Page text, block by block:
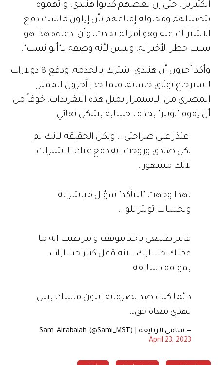
الكثيرين، حتى إن بعضهم كذبوا هنيدي، واتهموه
بتضليلهم ومحاولة إقناعهم بأن إيلون ماسك دفع
الاشتراك عنه وهو أمر لم يحدث، وأن ادعاءه هذا هو
سبب حظر الأخير له، وليس لأنه وصفه بــ"أبو نسب".
وأكد آخرون أن هنيدي اشترك بالخدمة، ودفع 8 دولارات
لاسترجاع توثيق حسابه، فيما حذر آخرون الممثل
المصري من الاستمرار بمثل هذه التغريدات، خوفاً من
أن يقوم "تويتر" بحذف حسابه بشكل نهائي.
اعتذر على صراحتي .. ولكن الحقيقه لانك لم
تكن صادق وروجت انه دفع عنك الاشتراك
لانك مشهور ..
لهذا وجهت "للتأكد" سؤال مباشر له
ولحساب تويتر بلو ..
فامر طبيعي ياخذ موقف وامر طيب انه ما
قفلك حسابك..لانه قفل كثير حسابات
بمواقف سابقه
دائما كنت ضد تصرفاته ايلون ماسك بس
بهذي معاه حق…
— سامي الربايعة | Sami Alrabaiah (@Sami_MST)
April 23, 2023